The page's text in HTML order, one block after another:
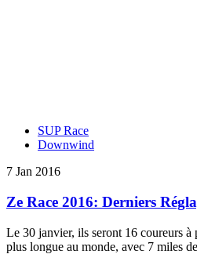
SUP Race
Downwind
7 Jan 2016
Ze Race 2016: Derniers
Le 30 janvier, ils seront 16 coureurs
plus longue au monde, avec 7 miles